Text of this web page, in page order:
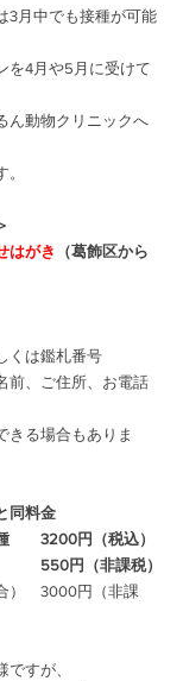
3月中でも接種が可能
を4月や5月に受けて
ん動物クリニックへ
はがき
（葛飾区から
くは鑑札番号
前、ご住所、お電話
きる場合もありま
同料金
　　3200円（税込）
　　550円（非課税）
）　3000円（非課
すが、